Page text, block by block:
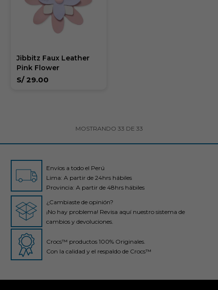
Jibbitz Faux Leather
Pink Flower
S/ 29.00
MOSTRANDO 33 DE 33
Envíos a todo el Perú
Lima: A partir de 24hrs hábiles
Provincia: A partir de 48hrs hábiles
¿Cambiaste de opinión?
¡No hay problema! Revisa aquí nuestro sistema de
cambios y devoluciones.
Crocs™ productos 100% Originales.
Con la calidad y el respaldo de Crocs™